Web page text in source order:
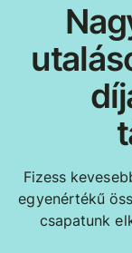
Fizess
egyenértékű
csapatunk